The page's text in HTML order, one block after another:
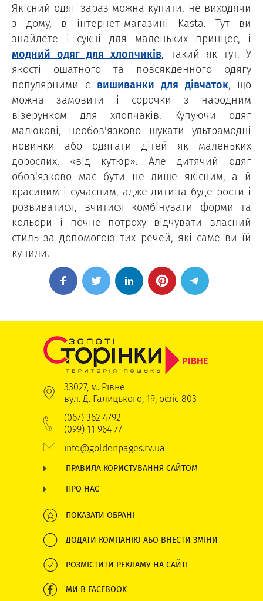
Якісний одяг зараз можна купити, не виходячи
з дому, в інтернет-магазині Kasta. Тут ви
знайдете і сукні для маленьких принцес, і
модний одяг для хлопчиків, такий як тут. У
якості ошатного та повсякденного одягу
популярними є вишиванки для дівчаток, що
можна замовити і сорочки з народним
візерунком для хлопчаків. Купуючи одяг
малюкові, необов'язково шукати ультрамодні
новинки або одягати дітей як маленьких
дорослих, «від кутюр». Але дитячий одяг
обов'язково має бути не лише якісним, а й
красивим і сучасним, адже дитина буде рости і
розвиватися, вчитися комбінувати форми та
кольори і почне потроху відчувати власний
стиль за допомогою тих речей, які саме ви їй
купили.
РІВНЕ
33027, м. Рівне
вул. Д. Галицького, 19, офіс 803
(067) 362 4792
(099) 11 964 77
info@goldenpages.rv.ua
ПРАВИЛА КОРИСТУВАННЯ САЙТОМ
ПРО НАС
ПОКАЗАТИ ОБРАНІ
ДОДАТИ КОМПАНІЮ АБО ВНЕСТИ ЗМІНИ
РОЗМІСТИТИ РЕКЛАМУ НА САЙТІ
МИ В FACEBOOK